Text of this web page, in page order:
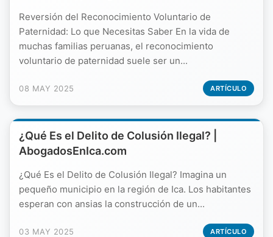
Reversión del Reconocimiento Voluntario de
Paternidad: Lo que Necesitas Saber En la vida de
muchas familias peruanas, el reconocimiento
voluntario de paternidad suele ser un...
08 MAY 2025 ARTÍCULO
¿Qué Es el Delito de Colusión Ilegal? |
AbogadosEnIca.com
¿Qué Es el Delito de Colusión Ilegal? Imagina un
pequeño municipio en la región de Ica. Los habitantes
esperan con ansias la construcción de un...
03 MAY 2025 ARTÍCULO